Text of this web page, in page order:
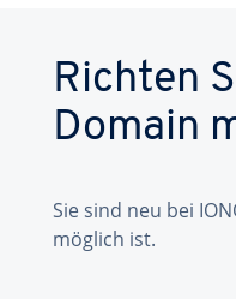
Richten
Domain
Sie sind neu bei
möglich ist.